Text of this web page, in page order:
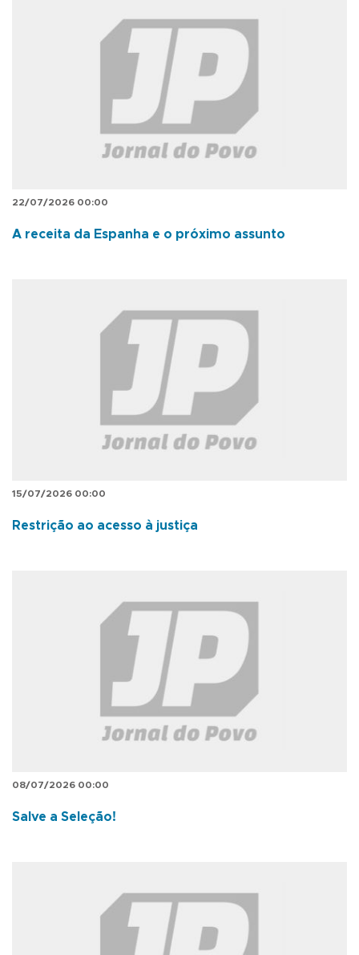
22/07/2026 00:00
A receita da Espanha e o próximo assunto
15/07/2026 00:00
Restrição ao acesso à justiça
08/07/2026 00:00
Salve a Seleção!